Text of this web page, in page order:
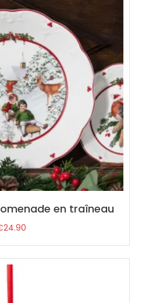
en traîneau
24.90